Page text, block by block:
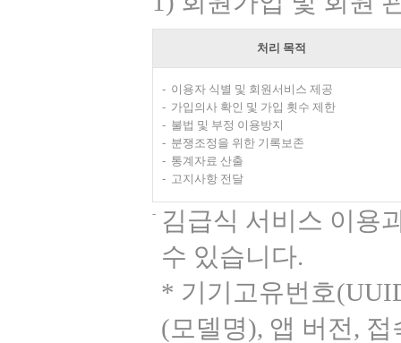
처리 목적
이용자 식별 및 회원서비스 제공
가입의사 확인 및 가입 횟수 제한
불법 및 부정 이용방지
분쟁조정을 위한 기록보존
통계자료 산출
고지사항 전달
김급식 서비스 이용
수 있습니다.
* 기기고유번호
(모델명), 앱 버전,